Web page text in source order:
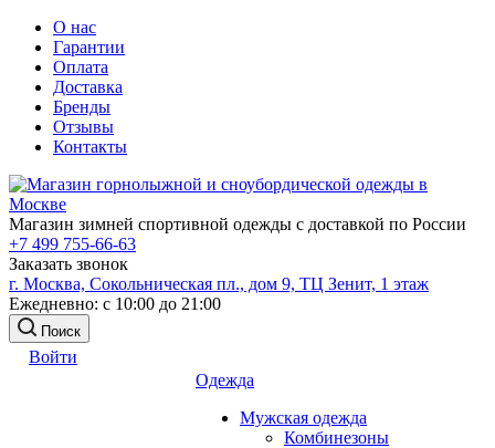
О нас
Гарантии
Оплата
Доставка
Бренды
Отзывы
Контакты
Магазин зимней спортивной одежды с доставкой по России
+7 499 755-66-63
Заказать звонок
г. Москва, Сокольническая пл., дом 9, ТЦ Зенит, 1 этаж
Ежедневно: с 10:00 до 21:00
Поиск
Войти
Одежда
Мужская одежда
Комбинезоны